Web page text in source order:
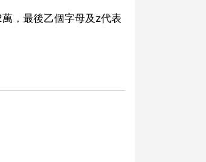
，最後乙個字母及z代表